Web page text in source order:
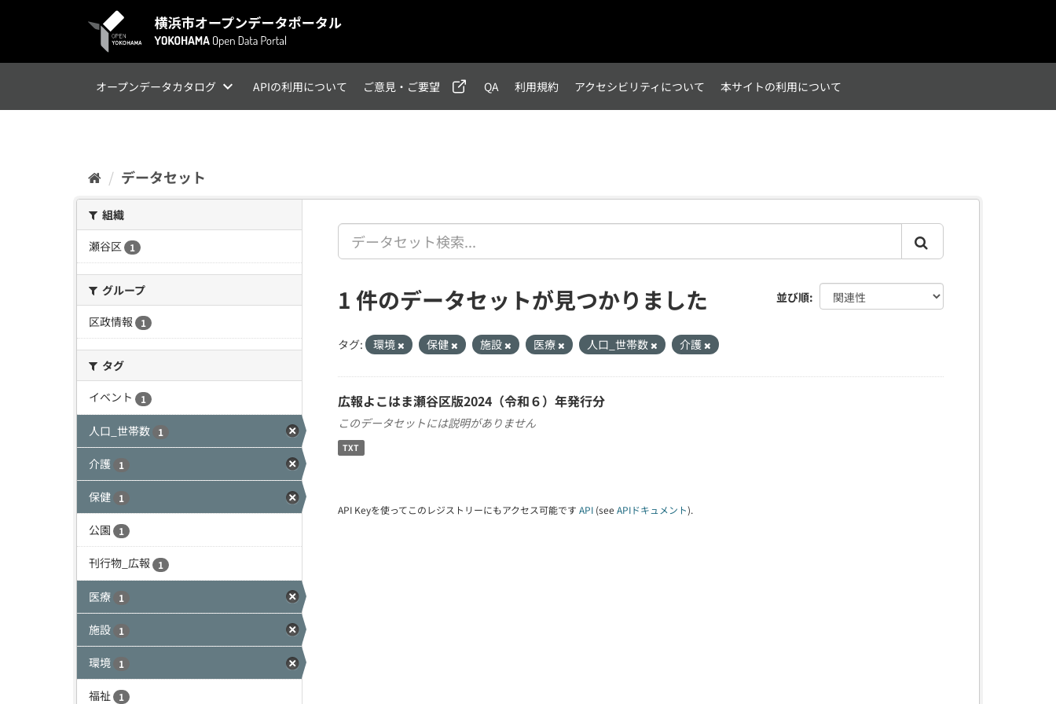
オープンデータカタログ APIの利用について ご意見・ご要望 QA 利用規約 アクセシビリティについて 本サイトの利用について
データセット
組織
瀬谷区
1
グループ
区政情報
1
タグ
イベント
1
人口_世帯数 1
介護 1
保健 1
公園 1
刊行物_広報 1
医療 1
施設 1
環境 1
福祉 1
並び順
1 件のデータセットが見つかりました
タグ: 環境 保健 施設 医療 人口_世帯数 介護
広報よこはま瀬谷区版2024（令和６）年発行分
このデータセットには説明がありません
TXT
API Keyを使ってこのレジストリーにもアクセス可能です API (see APIドキュメント).